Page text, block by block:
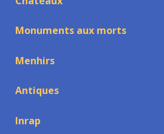
Monuments aux morts
Menhirs
Antiques
Inrap